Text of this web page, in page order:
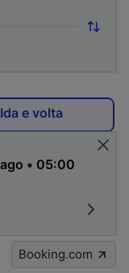
Ida e volta
Booking.com